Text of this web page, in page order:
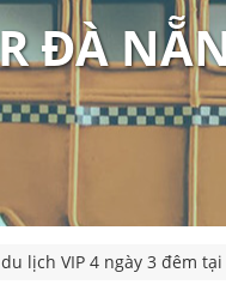
ĐÀ
lịch VIP 4 ngày 3 đêm